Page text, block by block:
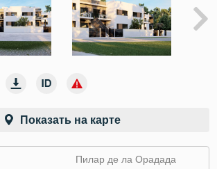
Показать на карте
Пилар де ла Орадада